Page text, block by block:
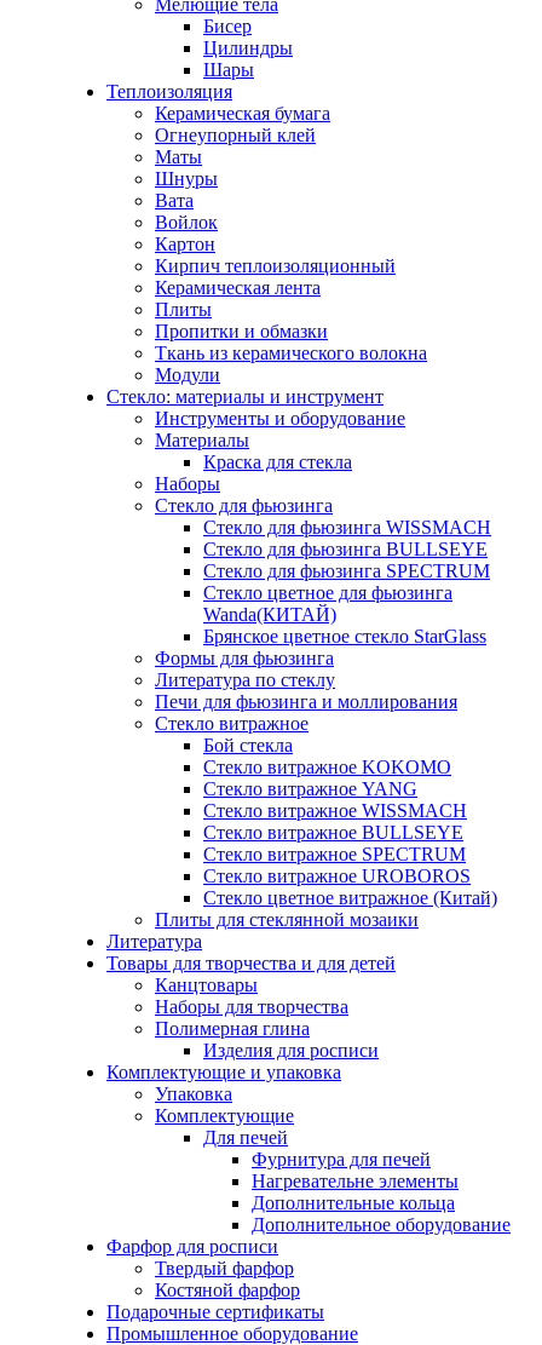
Мелющие тела
Бисер
Цилиндры
Шары
Теплоизоляция
Керамическая бумага
Огнеупорный клей
Маты
Шнуры
Вата
Войлок
Картон
Кирпич теплоизоляционный
Керамическая лента
Плиты
Пропитки и обмазки
Ткань из керамического волокна
Модули
Стекло: материалы и инструмент
Инструменты и оборудование
Материалы
Краска для стекла
Наборы
Стекло для фьюзинга
Стекло для фьюзинга WISSMACH
Стекло для фьюзинга BULLSEYE
Стекло для фьюзинга SPECTRUM
Стекло цветное для фьюзинга
Wanda(КИТАЙ)
Брянское цветное стекло StarGlass
Формы для фьюзинга
Литература по стеклу
Печи для фьюзинга и моллирования
Стекло витражное
Бой стекла
Стекло витражное KOKOMO
Стекло витражное YANG
Стекло витражное WISSMACH
Стекло витражное BULLSEYE
Стекло витражное SPECTRUM
Стекло витражное UROBOROS
Стекло цветное витражное (Китай)
Плиты для стеклянной мозаики
Литература
Товары для творчества и для детей
Канцтовары
Наборы для творчества
Полимерная глина
Изделия для росписи
Комплектующие и упаковка
Упаковка
Комплектующие
Для печей
Фурнитура для печей
Нагревательне элементы
Дополнительные кольца
Дополнительное оборудование
Фарфор для росписи
Твердый фарфор
Костяной фарфор
Подарочные сертификаты
Промышленное оборудование